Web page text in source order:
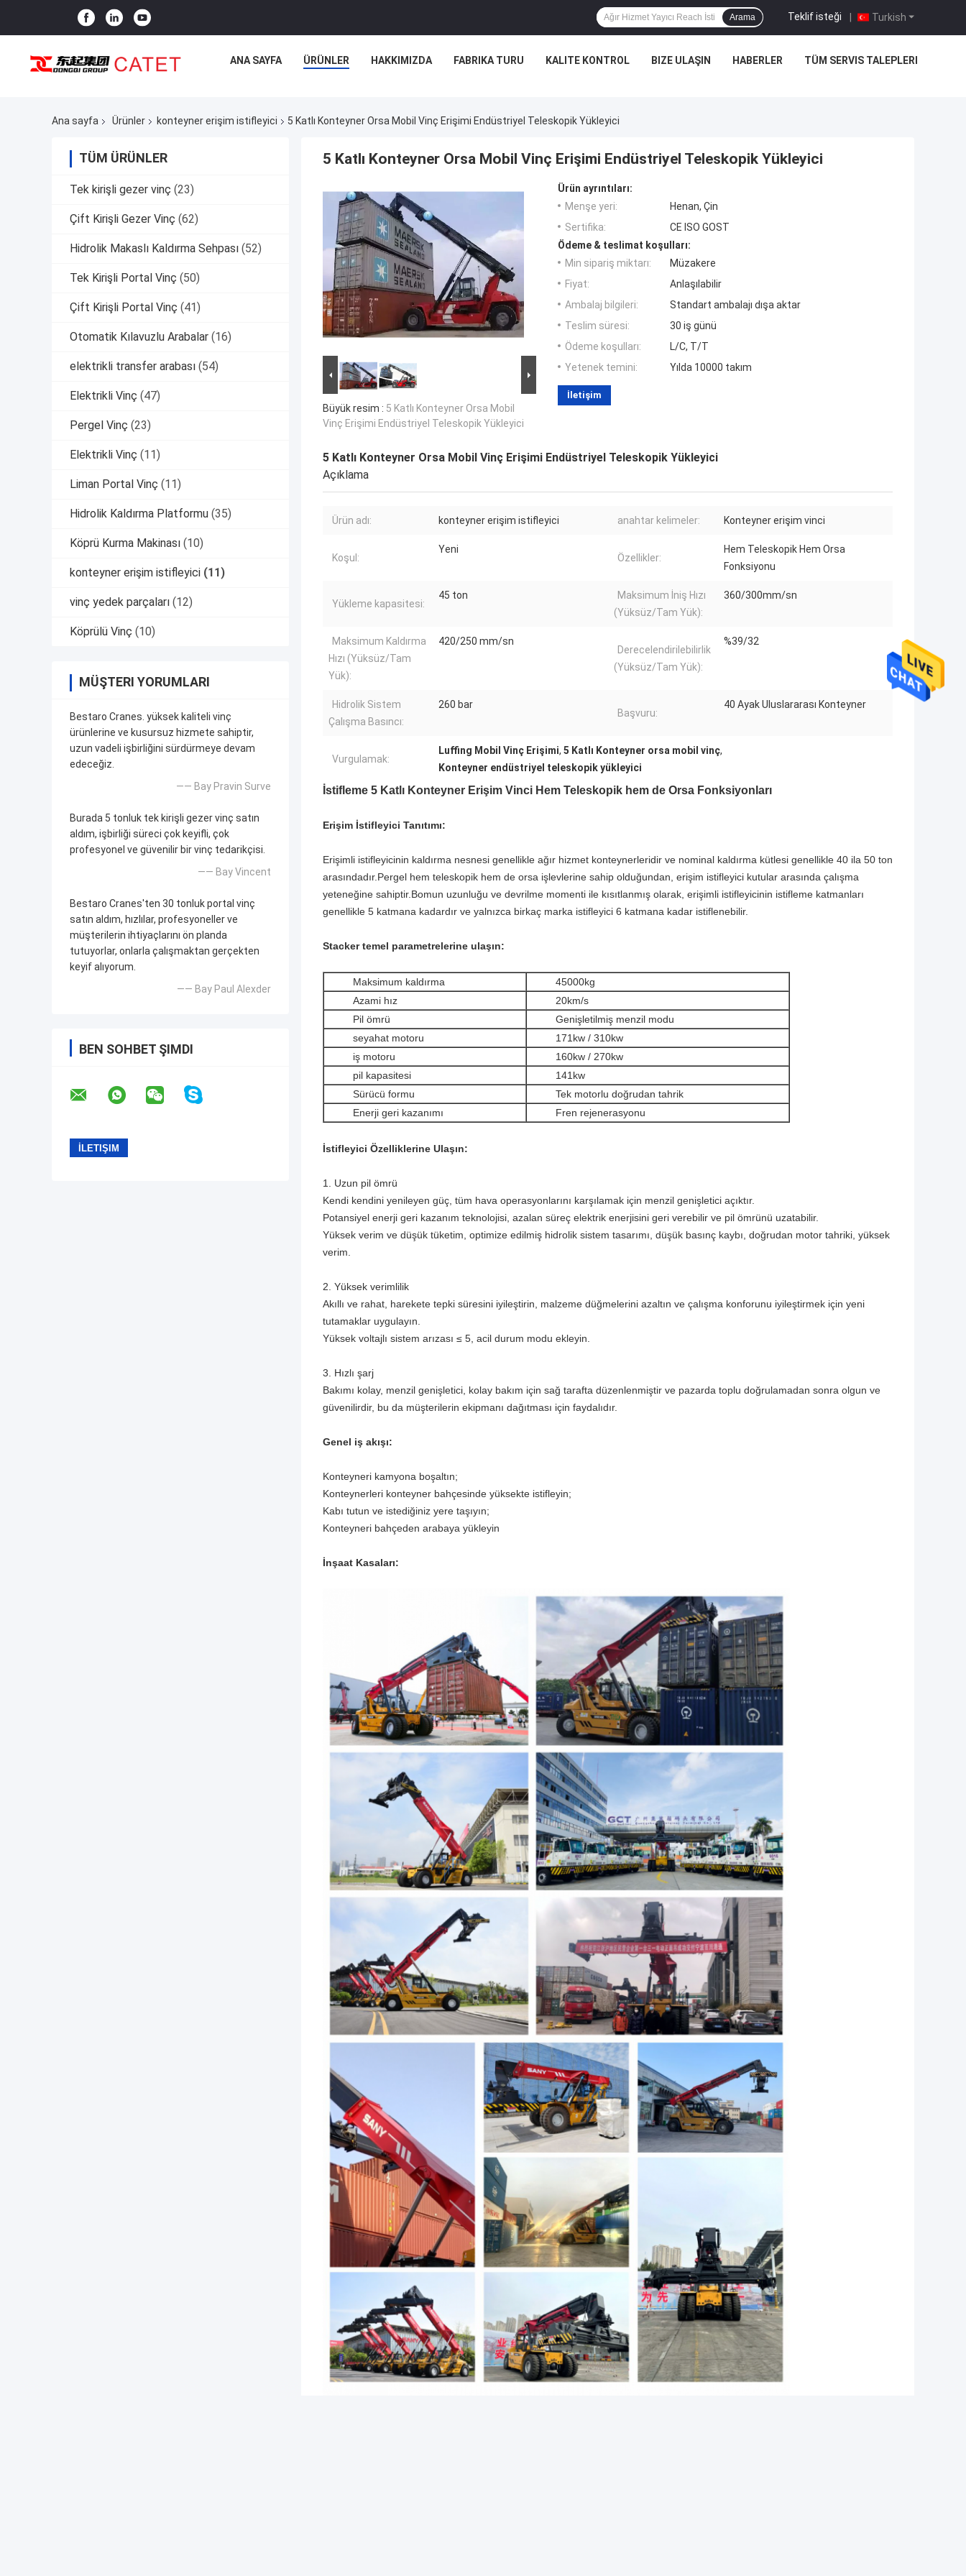
Turkish
Teklif isteği |
Arama
ANA SAYFA ÜRÜNLER HAKKIMIZDA FABRIKA TURU KALITE KONTROL BIZE ULAŞIN HABERLER TÜM SERVIS TALEPLERI
Ana sayfa Ürünler konteyner erişim istifleyici 5 Katlı Konteyner Orsa Mobil Vinç Erişimi Endüstriyel Teleskopik Yükleyici
TÜM ÜRÜNLER
Tek kirişli gezer vinç (23)
Çift Kirişli Gezer Vinç (62)
Hidrolik Makaslı Kaldırma Sehpası (52)
Tek Kirişli Portal Vinç (50)
Çift Kirişli Portal Vinç (41)
Otomatik Kılavuzlu Arabalar (16)
elektrikli transfer arabası (54)
Elektrikli Vinç (47)
Pergel Vinç (23)
Elektrikli Vinç (11)
Liman Portal Vinç (11)
Hidrolik Kaldırma Platformu (35)
Köprü Kurma Makinası (10)
konteyner erişim istifleyici (11)
vinç yedek parçaları (12)
Köprülü Vinç (10)
MÜŞTERI YORUMLARI
Bestaro Cranes. yüksek kaliteli vinç
ürünlerine ve kusursuz hizmete sahiptir,
uzun vadeli işbirliğini sürdürmeye devam
edeceğiz.
—— Bay Pravin Surve
Burada 5 tonluk tek kirişli gezer vinç satın
aldım, işbirliği süreci çok keyifli, çok
profesyonel ve güvenilir bir vinç tedarikçisi.
—— Bay Vincent
Bestaro Cranes'ten 30 tonluk portal vinç
satın aldım, hızlılar, profesyoneller ve
müşterilerin ihtiyaçlarını ön planda
tutuyorlar, onlarla çalışmaktan gerçekten
keyif alıyorum.
—— Bay Paul Alexder
BEN SOHBET ŞIMDI
5 Katlı Konteyner Orsa Mobil Vinç Erişimi Endüstriyel Teleskopik Yükleyici
Büyük resim : 5 Katlı Konteyner Orsa Mobil
Vinç Erişimi Endüstriyel Teleskopik Yükleyici
Ürün ayrıntıları:
Menşe yeri:
Henan, Çin
Sertifika:
CE ISO GOST
Ödeme & teslimat koşulları:
Min sipariş miktarı:
Müzakere
Fiyat:
Anlaşılabilir
Ambalaj bilgileri:
Standart ambalajı dışa aktar
Teslim süresi:
30 iş günü
Ödeme koşulları:
L/C, T/T
Yetenek temini:
Yılda 10000 takım
İletişim
5 Katlı Konteyner Orsa Mobil Vinç Erişimi Endüstriyel Teleskopik Yükleyici
Açıklama
Ürün adı: konteyner erişim istifleyici anahtar kelimeler: Konteyner erişim vinci
Koşul:
Yeni
Özellikler:
Hem Teleskopik Hem Orsa
Fonksiyonu
Yükleme kapasitesi:
45 ton
Maksimum İniş Hızı
(Yüksüz/Tam Yük):
360/300mm/sn
Maksimum Kaldırma
Hızı (Yüksüz/Tam
Yük):
420/250 mm/sn
Derecelendirilebilirlik
(Yüksüz/Tam Yük):
%39/32
Hidrolik Sistem
Çalışma Basıncı:
260 bar
Başvuru:
40 Ayak Uluslararası Konteyner
Vurgulamak:
Luffing Mobil Vinç Erişimi, 5 Katlı Konteyner orsa mobil vinç,
Konteyner endüstriyel teleskopik yükleyici
İstifleme 5 Katlı Konteyner Erişim Vinci Hem Teleskopik hem de Orsa Fonksiyonları
Erişim İstifleyici Tanıtımı:
Erişimli istifleyicinin kaldırma nesnesi genellikle ağır hizmet konteynerleridir ve nominal kaldırma kütlesi genellikle 40 ila 50 ton
arasındadır.Pergel hem teleskopik hem de orsa işlevlerine sahip olduğundan, erişim istifleyici kutular arasında çalışma
yeteneğine sahiptir.Bomun uzunluğu ve devrilme momenti ile kısıtlanmış olarak, erişimli istifleyicinin istifleme katmanları
genellikle 5 katmana kadardır ve yalnızca birkaç marka istifleyici 6 katmana kadar istiflenebilir.
Stacker temel parametrelerine ulaşın:
Maksimum kaldırma
45000kg
Azami hız
20km/s
Pil ömrü
Genişletilmiş menzil modu
seyahat motoru
171kw / 310kw
iş motoru
160kw / 270kw
pil kapasitesi
141kw
Sürücü formu
Tek motorlu doğrudan tahrik
Enerji geri kazanımı
Fren rejenerasyonu
İstifleyici Özelliklerine Ulaşın:
1. Uzun pil ömrü
Kendi kendini yenileyen güç, tüm hava operasyonlarını karşılamak için menzil genişletici açıktır.
Potansiyel enerji geri kazanım teknolojisi, azalan süreç elektrik enerjisini geri verebilir ve pil ömrünü uzatabilir.
Yüksek verim ve düşük tüketim, optimize edilmiş hidrolik sistem tasarımı, düşük basınç kaybı, doğrudan motor tahriki, yüksek
verim.
2. Yüksek verimlilik
Akıllı ve rahat, harekete tepki süresini iyileştirin, malzeme düğmelerini azaltın ve çalışma konforunu iyileştirmek için yeni
tutamaklar uygulayın.
Yüksek voltajlı sistem arızası ≤ 5, acil durum modu ekleyin.
3. Hızlı şarj
Bakımı kolay, menzil genişletici, kolay bakım için sağ tarafta düzenlenmiştir ve pazarda toplu doğrulamadan sonra olgun ve
güvenilirdir, bu da müşterilerin ekipmanı dağıtması için faydalıdır.
Genel iş akışı:
Konteyneri kamyona boşaltın;
Konteynerleri konteyner bahçesinde yüksekte istifleyin;
Kabı tutun ve istediğiniz yere taşıyın;
Konteyneri bahçeden arabaya yükleyin
İnşaat Kasaları: